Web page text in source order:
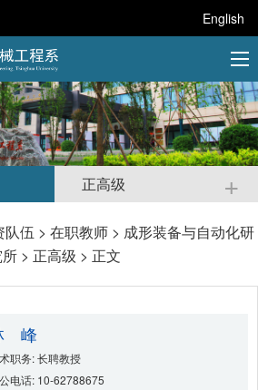
English
正高级 +
队伍 > 在职教师> 成形装备与自动化研
> 正高级 > 正文
峰
职务: 长聘教授
电话: 10-62788675